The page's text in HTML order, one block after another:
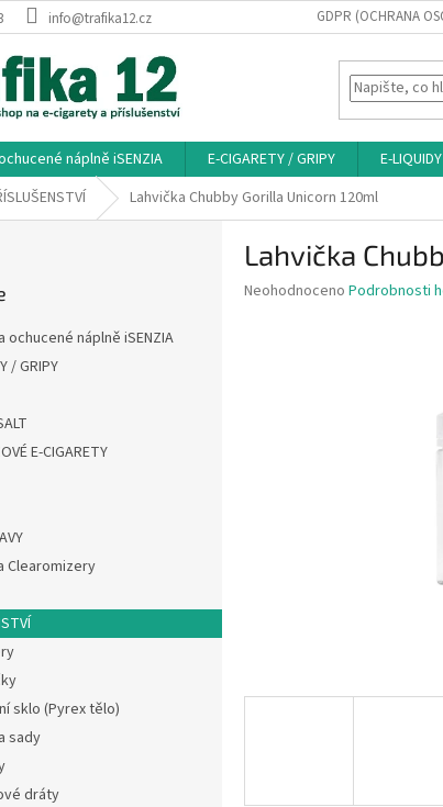
info@trafika12.cz GDPR (OCHRANA
náplně iSENZIA E-CIGARETY / GRIPY E-LIQUIDY
Lahvička Chubby Gorilla Unicorn 120ml
ochucené náplně iSENZIA
/ GRIPY
E-CIGARETY
Clearomizery
sklo (Pyrex tělo)
sady
dráty
Lahvička
Průměrné
Neohodnoceno Podrobnosti